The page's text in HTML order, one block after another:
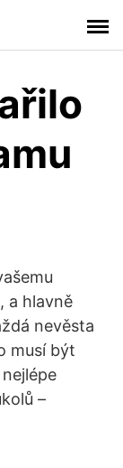
a hlavně
nevěsta
musí být
–